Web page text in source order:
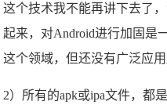
这个技术我不能再讲下去了
起来，对Android进行加固是
这个领域，但还没有广泛应
2）所有的apk或ipa文件，都